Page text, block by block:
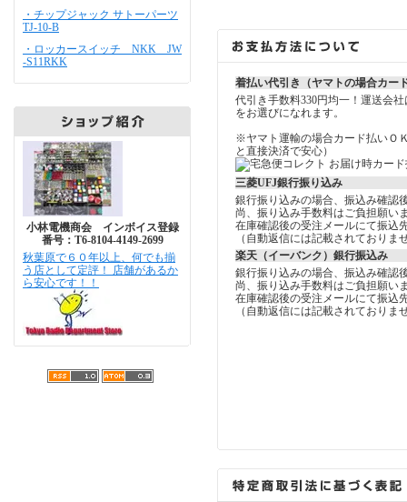
・チップジャック サトーパーツ
TJ-10-B
・ロッカースイッチ NKK JW
-S11RKK
小林電機商会 インボイス登録
番号：T6-8104-4149-2699
秋葉原で６０年以上、何でも揃
う店として定評！ 店舗があるか
ら安心です！！
着払い代引き（ヤマトの場合カー
代引き手数料330円均一！運送会
をお選びになれます。
※ヤマト運輸の場合カード払いＯ
と直接決済で安心）
三菱UFJ銀行振り込み
銀行振り込みの場合、振込み確認
尚、振り込み手数料はご負担願い
在庫確認後の受注メールにて振込
（自動返信には記載されておりま
楽天（イーバンク）銀行振込み
銀行振り込みの場合、振込み確認
尚、振り込み手数料はご負担願い
在庫確認後の受注メールにて振込
（自動返信には記載されておりま